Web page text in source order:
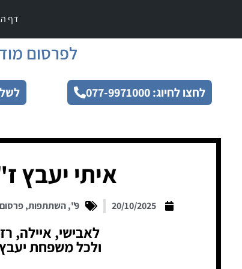
דף
לפרסום
לחצו לחיוג: 077-9971000
איתי יעבץ
20/10/2025
9"
,השתתפות,
לאבישי, איילה, רז
ולכל משפחת יעבץ